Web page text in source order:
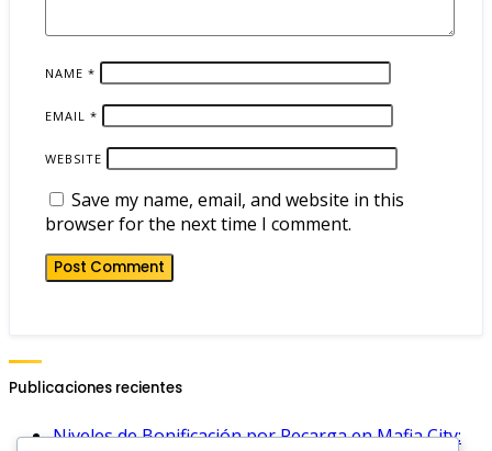
NAME *
EMAIL *
WEBSITE
Save my name, email, and website in this
browser for the next time I comment.
Publicaciones recientes
Niveles de Bonificación por Recarga en Mafia City: